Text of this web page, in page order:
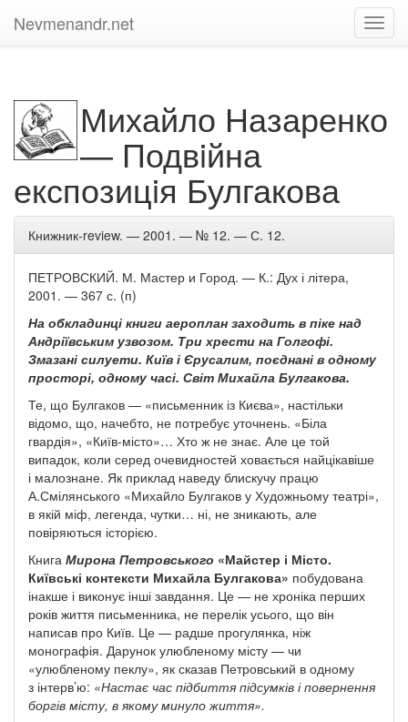
Nevmenandr.net
Михайло Назаренко
— Подвiйна
експозицiя Булгакова
Книжник-review. — 2001. — № 12. — С. 12.
ПЕТРОВСКИЙ. М. Мастер и Город. — К.: Дух і літера,
2001. — 367 с. (п)
На обкладинці книги аероплан заходить в піке над
Андріївським узвозом. Три хрести на Голгофі.
Змазані силуети. Київ і Єрусалим, поєднані в одному
просторі, одному часі. Світ Михайла Булгакова.
Те, що Булгаков — «письменник із Києва», настільки
відомо, що, начебто, не потребує уточнень. «Біла
гвардія», «Київ-місто»… Хто ж не знає. Але це той
випадок, коли серед очевидностей ховається найцікавіше
і малознане. Як приклад наведу блискучу працю
А.Смілянського «Михайло Булгаков у Художньому театрі»,
в якій міф, легенда, чутки… ні, не зникають, але
повіряються історією.
Книга Мирона Петровського «Майстер і Місто.
Київські контексти Михайла Булгакова» побудована
інакше і виконує інші завдання. Це — не хроніка перших
років життя письменника, не перелік усього, що він
написав про Київ. Це — радше прогулянка, ніж
монографія. Дарунок улюбленому місту — чи
«улюбленому пеклу», як сказав Петровський в одному
з інтерв’ю: «Настає час підбиття підсумків і повернення
боргів місту, в якому минуло життя».